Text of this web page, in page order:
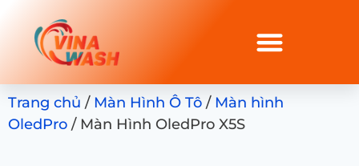
Trang chủ / Màn Hình Ô Tô / Màn hình
OledPro / Màn Hình OledPro X5S